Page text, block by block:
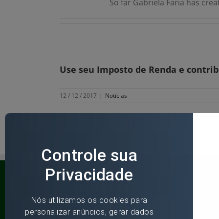
So far Gabriela Faria has
Use seu Imposto de Renda e
12 / 12 / 2017 | Notícias
É uma Organização da Sociedade Civil que recebe